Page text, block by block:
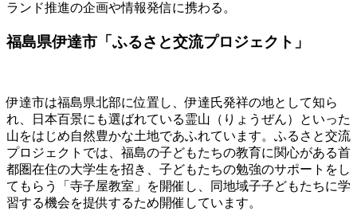
ランド推進の企画や情報発信に携わる。
福島県伊達市「ふるさと交流プロジェクト」
伊達市は福島県北部に位置し、伊達氏発祥の地として知ら
れ、日本百景にも選ばれている霊山（りょうぜん）といった
山をはじめ自然豊かな土地であふれています。ふるさと交流
プロジェクトでは、福島の子どもたちの教育に関心がある首
都圏在住の大学生を招き、子どもたちの勉強のサポートをし
てもらう「寺子屋教室」を開催し、同地域子子どもたちに学
習する機会を提供するため開催しています。